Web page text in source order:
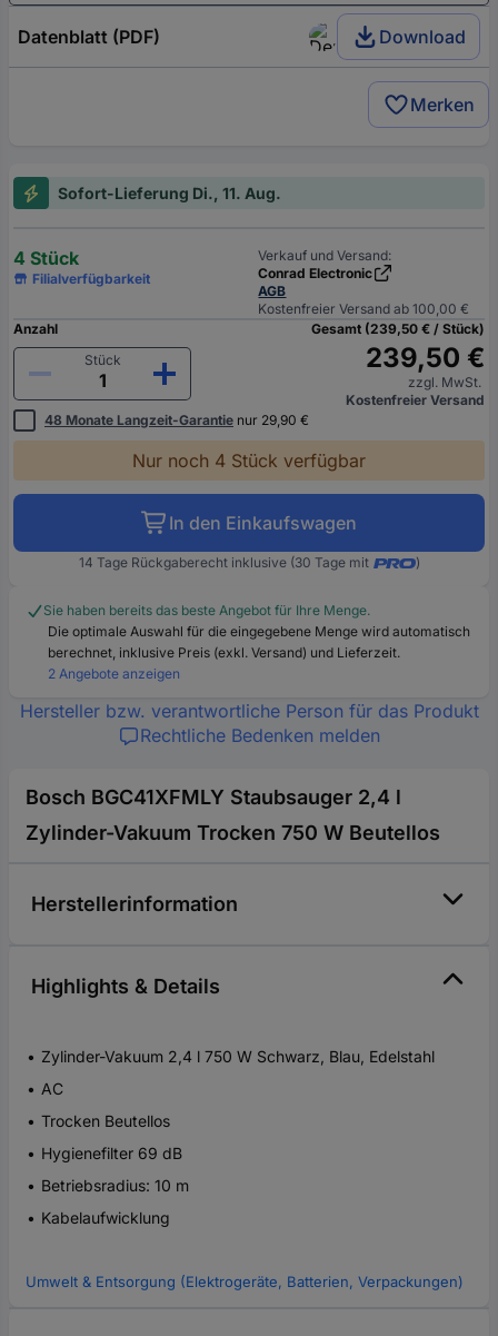
Datenblatt (PDF) Download
Merken
Sofort-Lieferung Di., 11. Aug.
4 Stück
Filialverfügbarkeit
Verkauf und Versand:
Conrad Electronic
AGB
Kostenfreier Versand ab 100,00 €
Anzahl
Stück
Gesamt (239,50 € / Stück)
239,50 €
zzgl. MwSt.
Kostenfreier Versand
48 Monate Langzeit-Garantie nur 29,90 €
Nur noch 4 Stück verfügbar
In den Einkaufswagen
14 Tage Rückgaberecht inklusive (30 Tage mit )
Sie haben bereits das beste Angebot für Ihre Menge.
Die optimale Auswahl für die eingegebene Menge wird automatisch
berechnet, inklusive Preis (exkl. Versand) und Lieferzeit.
2 Angebote anzeigen
Hersteller bzw. verantwortliche Person für das Produkt
Rechtliche Bedenken melden
Bosch BGC41XFMLY Staubsauger 2,4 l
Zylinder-Vakuum Trocken 750 W Beutellos
Herstellerinformation
Highlights & Details
Zylinder-Vakuum 2,4 l 750 W Schwarz, Blau, Edelstahl
AC
Trocken Beutellos
Hygienefilter 69 dB
Betriebsradius: 10 m
Kabelaufwicklung
Umwelt & Entsorgung (Elektrogeräte, Batterien, Verpackungen)